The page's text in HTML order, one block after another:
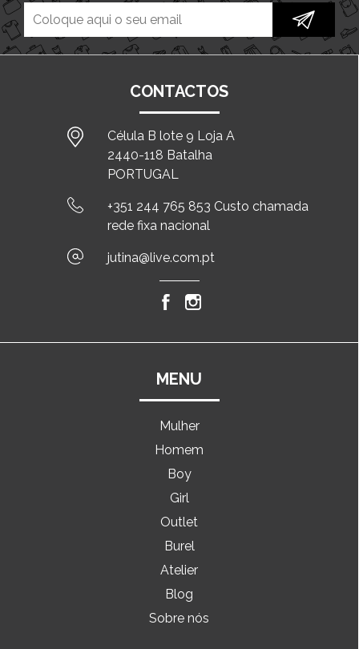
CONTACTOS
Célula B lote 9 Loja A
2440-118 Batalha
PORTUGAL
+351 244 765 853 Custo chamada
rede fixa nacional
jutina@live.com.pt
MENU
Mulher
Homem
Boy
Girl
Outlet
Burel
Atelier
Blog
Sobre nós